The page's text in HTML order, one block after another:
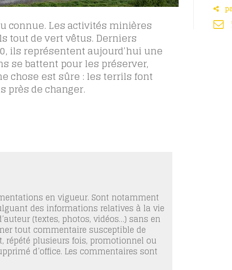
connue. Les activités minières
tout de vert vêtus. Derniers
ils représentent aujourd’hui une
se battent pour les préserver,
chose est sûre : les terrils font
près de changer.
en vigueur. Sont notamment
des informations relatives à la vie
(textes, photos, vidéos…) sans en
tout commentaire susceptible de
plusieurs fois, promotionnel ou
d’office. Les commentaires sont